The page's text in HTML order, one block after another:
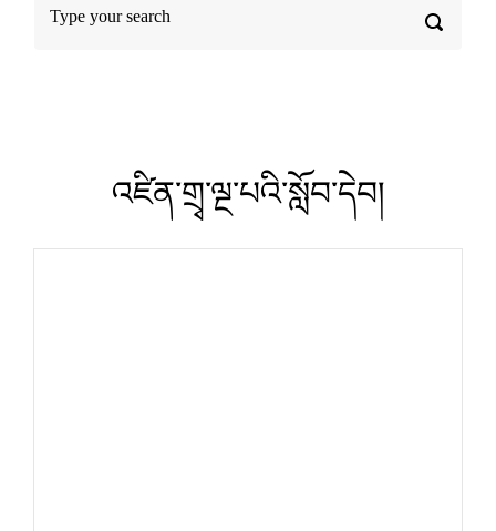
འཛིན་གྲྭ་ལྔ་པའི་སློབ་དེབ།